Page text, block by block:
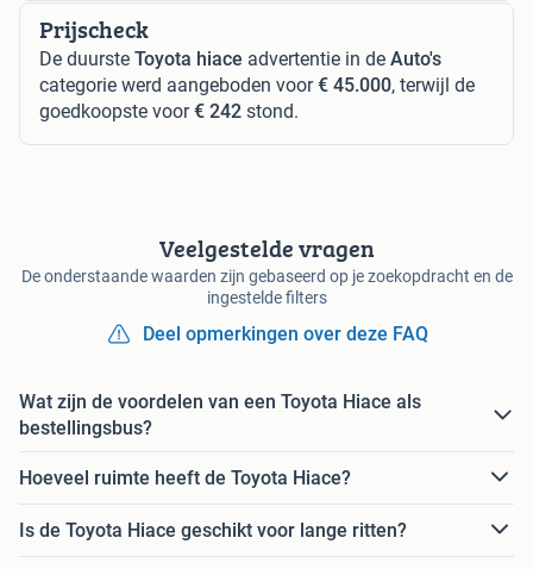
Prijscheck
De duurste Toyota hiace advertentie in de Auto's
categorie werd aangeboden voor€ 45.000, terwijl de
goedkoopste voor€ 242 stond.
Veelgestelde vragen
De onderstaande waarden zijn gebaseerd op je zoekopdracht en de
ingestelde filters
Deel opmerkingen over deze FAQ
Wat zijn de voordelen van een Toyota Hiace als
bestellingsbus?
Hoeveel ruimte heeft de Toyota Hiace?
Is de Toyota Hiace geschikt voor lange ritten?